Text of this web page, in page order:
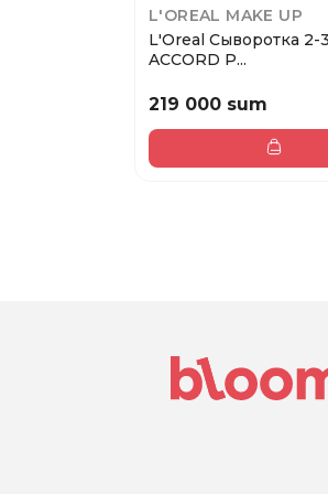
L'OREAL MAKE UP
L'Oreal Сыворотка 2-3
ACCORD P...
219 000 sum